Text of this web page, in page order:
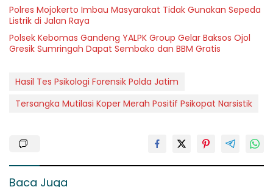
Polres Mojokerto Imbau Masyarakat Tidak Gunakan Sepeda
Listrik di Jalan Raya
Polsek Kebomas Gandeng YALPK Group Gelar Baksos Ojol
Gresik Sumringah Dapat Sembako dan BBM Gratis
Hasil Tes Psikologi Forensik Polda Jatim
Tersangka Mutilasi Koper Merah Positif Psikopat Narsistik
Baca Juga